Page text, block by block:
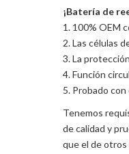
¡Batería de
1. 100% OEM
2. Las células
3. La
4. Función
5. Probado
Tenemos
de calidad y
que el de